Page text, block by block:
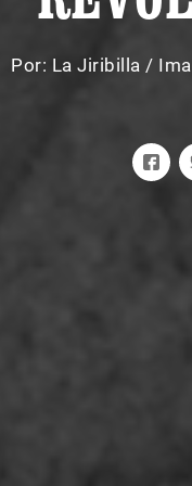
Por: La Jiribilla /